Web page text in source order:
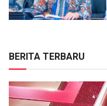
BERITA TERBARU